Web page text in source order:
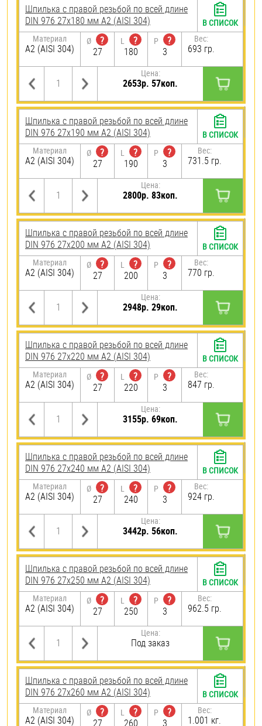
Шпилька с правой резьбой по всей длине
DIN 976 27х180 мм А2 (AISI 304)
Материал
А2 (AISI 304)
Ø
?
27
L
?
180
P
?
3
Вес:
693 гр.
Цена:
2653р. 57коп.
В СПИСОК
Шпилька с правой резьбой по всей длине
DIN 976 27х190 мм А2 (AISI 304)
Материал
А2 (AISI 304)
Ø
?
27
L
?
190
P
?
3
Вес:
731.5 гр.
Цена:
2800р. 83коп.
В СПИСОК
Шпилька с правой резьбой по всей длине
DIN 976 27х200 мм А2 (AISI 304)
Материал
А2 (AISI 304)
Ø
?
27
L
?
200
P
?
3
Вес:
770 гр.
Цена:
2948р. 29коп.
В СПИСОК
Шпилька с правой резьбой по всей длине
DIN 976 27х220 мм А2 (AISI 304)
Материал
А2 (AISI 304)
Ø
?
27
L
?
220
P
?
3
Вес:
847 гр.
Цена:
3155р. 69коп.
В СПИСОК
Шпилька с правой резьбой по всей длине
DIN 976 27х240 мм А2 (AISI 304)
Материал
А2 (AISI 304)
Ø
?
27
L
?
240
P
?
3
Вес:
924 гр.
Цена:
3442р. 56коп.
В СПИСОК
Шпилька с правой резьбой по всей длине
DIN 976 27х250 мм А2 (AISI 304)
Материал
А2 (AISI 304)
Ø
?
27
L
?
250
P
?
3
Вес:
962.5 гр.
Цена:
Под заказ
В СПИСОК
Шпилька с правой резьбой по всей длине
DIN 976 27х260 мм А2 (AISI 304)
Материал
А2 (AISI 304)
Ø
?
27
L
?
260
P
?
3
Вес:
1.001 кг.
В СПИСОК